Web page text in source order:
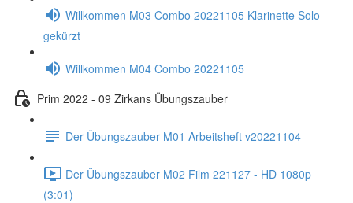
Willkommen M03 Combo 20221105 Klarinette Solo
gekürzt
Willkommen M04 Combo 20221105
Prim 2022 - 09 Zirkans Übungszauber
Der Übungszauber M01 Arbeitsheft v20221104
Der Übungszauber M02 Film 221127 - HD 1080p
(3:01)